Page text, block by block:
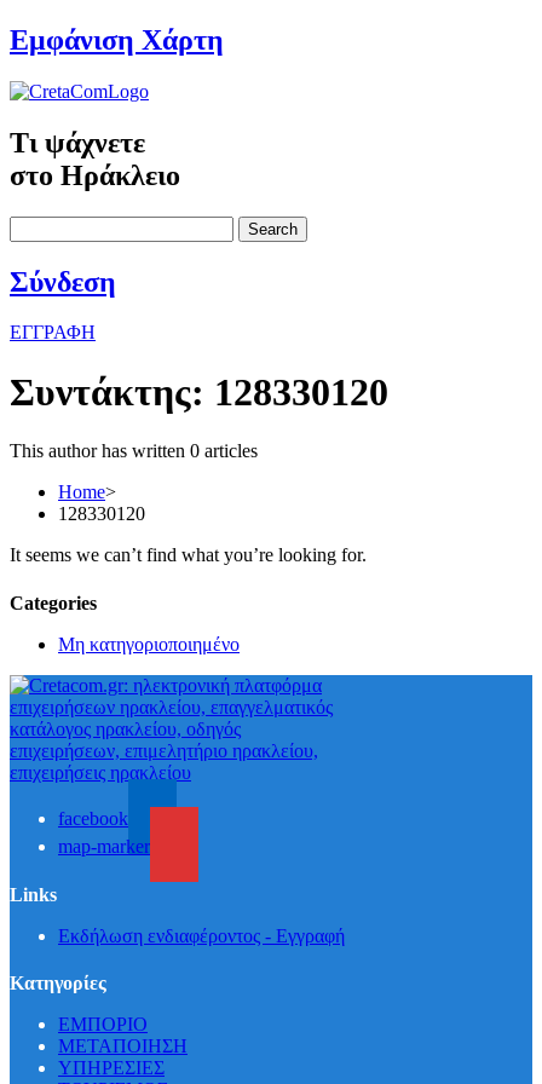
Εμφάνιση Χάρτη
Τι ψάχνετε
στο Ηράκλειο
Search
Σύνδεση
ΕΓΓΡΑΦΗ
Συντάκτης: 128330120
This author has written 0 articles
Home>
128330120
It seems we can’t find what you’re looking for.
Categories
Μη κατηγοριοποιημένο
facebook
map-marker
Links
Εκδήλωση ενδιαφέροντος - Εγγραφή
Κατηγορίες
ΕΜΠΟΡΙΟ
ΜΕΤΑΠΟΙΗΣΗ
ΥΠΗΡΕΣΙΕΣ